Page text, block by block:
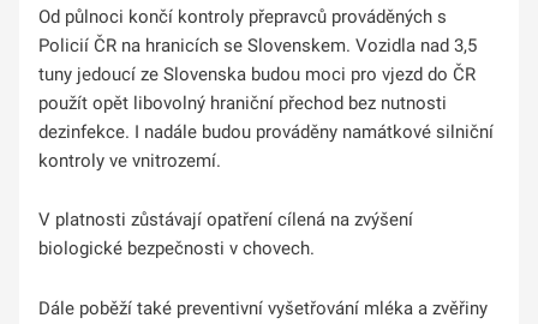
Od půlnoci končí kontroly přepravců prováděných s
Policií ČR na hranicích se Slovenskem. Vozidla nad 3,5
tuny jedoucí ze Slovenska budou moci pro vjezd do ČR
použít opět libovolný hraniční přechod bez nutnosti
dezinfekce. I nadále budou prováděny namátkové silniční
kontroly ve vnitrozemí.
V platnosti zůstávají opatření cílená na zvýšení
biologické bezpečnosti v chovech.
Dále poběží také preventivní vyšetřování mléka a zvěřiny